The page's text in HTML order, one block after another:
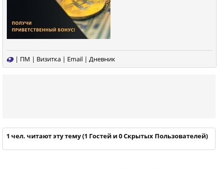
| ПМ | Визитка | Email | Дневник
1 чел. читают эту тему (1 Гостей и 0 Скрытых Пользователей)